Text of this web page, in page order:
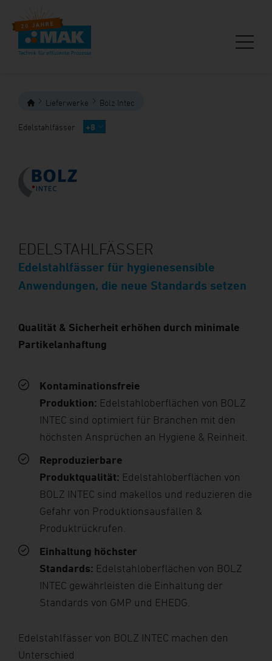
Lieferwerke Bolz Intec
Edelstahlfässer +8
EDELSTAHLFÄSSER
Edelstahlfässer für hygienesensible
Anwendungen, die neue Standards setzen
Qualität & Sicherheit erhöhen durch minimale
Partikelanhaftung
Kontaminationsfreie
Produktion: Edelstahloberflächen von BOLZ
INTEC sind optimiert für Branchen mit den
höchsten Ansprüchen an Hygiene & Reinheit.
Reproduzierbare
Produktqualität: Edelstahloberflächen von
BOLZ INTEC sind makellos und reduzieren die
Gefahr von Produktionsausfällen &
Produktrückrufen.
Einhaltung höchster
Standards: Edelstahloberflächen von BOLZ
INTEC gewährleisten die Einhaltung der
Standards von GMP und EHEDG.
Edelstahlfässer von BOLZ INTEC machen den
Unterschied